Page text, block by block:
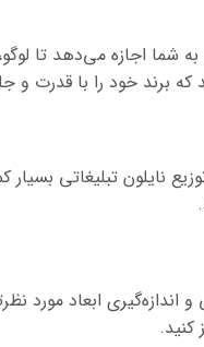
شما اجازه می‌دهد تا
برند خود را با قدرت و
نایلون تبلیغاتی
و اندازه‌گیری ابعاد
کنید.